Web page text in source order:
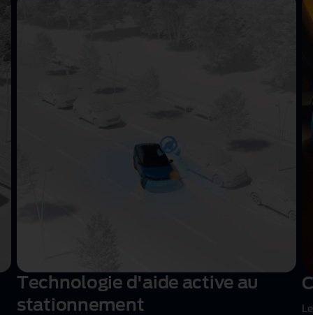
Technologie d'aide active au
stationnement